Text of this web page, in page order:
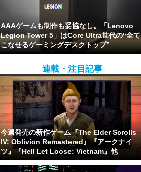
AAAゲームも制作も妥協なし。「Lenovo
Legion Tower 5」はCore Ultra世代の“全て
こなせるゲーミングデスクトップ”
連載・注目記事
今週発売の新作ゲーム『The Elder Scrolls
IV: Oblivion Remastered』『アークナイ
ツ』『Hell Let Loose: Vietnam』他